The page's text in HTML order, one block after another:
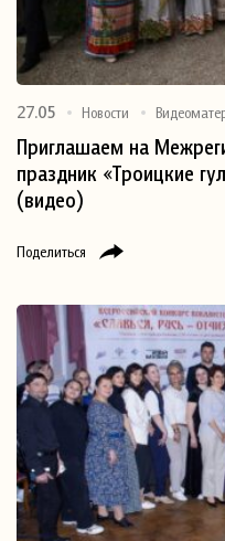
Поделиться
27.05 Новости
Приглашаем на
праздник «Троицкие
(видео)